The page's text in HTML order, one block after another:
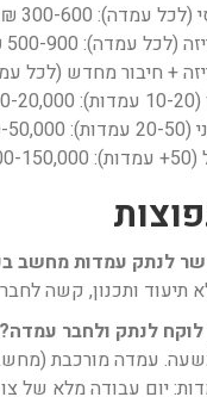
עמדה): 300-600 ₪
עמדה): 500-900 ₪
+ חיבור מחדש (לכל עמדה): 800-
₪
₪
₪+
לנתק עמדות מחשב
תיעוד ותכנון, קשה
לנתק ולחבר עמדה?